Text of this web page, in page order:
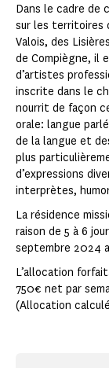
Dans le cadre de
sur les territoires
Valois, des
de Compiègne, il
d’artistes
inscrite dans le
nourrit de façon
orale: langue
de la langue et
plus
d’expressions
interprètes,
La résidence
raison de 5 à 6
septembre 2024
L’allocation
750€ net par
(Allocation